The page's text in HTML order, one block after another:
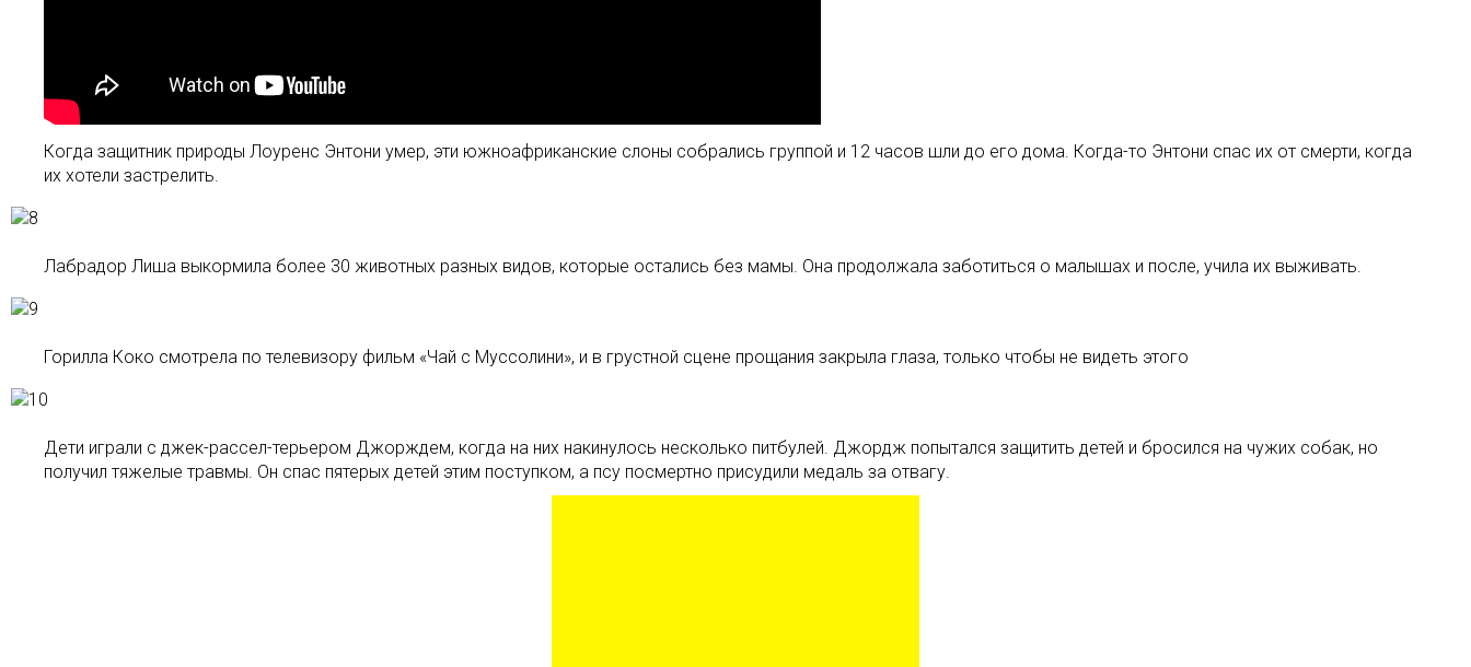
Когда защитник природы Лоуренс Энтони умер, эти южноафриканские слоны собрались группой и 12 часов шли до его дома. Когда-то Энтони спас их от смерти, когда
их хотели застрелить.
Лабрадор Лиша выкормила более 30 животных разных видов, которые остались без мамы. Она продолжала заботиться о малышах и после, учила их выживать.
Горилла Коко смотрела по телевизору фильм «Чай с Муссолини», и в грустной сцене прощания закрыла глаза, только чтобы не видеть этого
Дети играли с джек-рассел-терьером Джорждем, когда на них накинулось несколько питбулей. Джордж попытался защитить детей и бросился на чужих собак, но
получил тяжелые травмы. Он спас пятерых детей этим поступком, а псу посмертно присудили медаль за отвагу.